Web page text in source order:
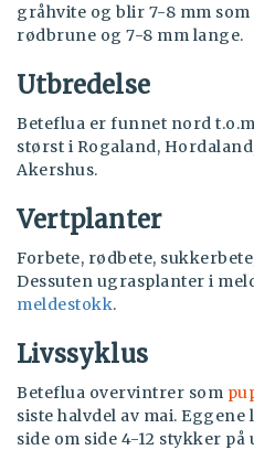
gråhvite og blir 7-8 mm
rødbrune og 7-8 mm lange.
Utbredelse
Beteflua er funnet nord
størst i Rogaland,
Akershus.
Vertplanter
Forbete, rødbete,
Dessuten ugrasplanter i
meldestokk.
Livssyklus
Beteflua overvintrer som
siste halvdel av mai.
side om side 4-12 stykker